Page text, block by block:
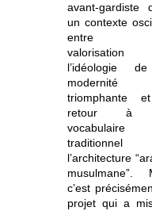
avant-gardiste
un contexte
entre
l’idéologie
modernité
triomphante
retour à
vocabulaire
traditionnel
l’architecture
musulmane”.
c’est
projet qui a